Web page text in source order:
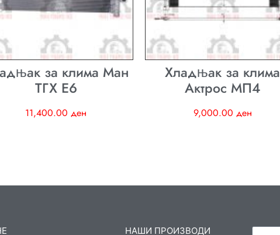
за клима Ман
ТГХ E6
11,400.00 ден
Хладњак за клима
Актрос МП4
9,000.00 ден
НАШИ ПРОИЗВОДИ